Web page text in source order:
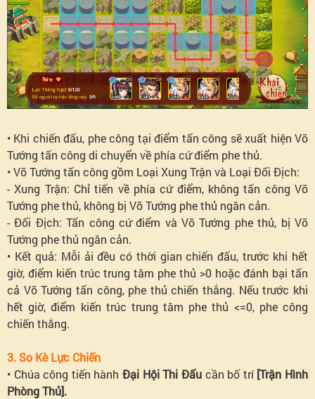
• Khi chiến đấu, phe công tại điểm tấn công sẽ xuất hiện Võ
Tướng tấn công di chuyển về phía cứ điểm phe thủ.
• Võ Tướng tấn công gồm Loại Xung Trận và Loại Đối Địch:
- Xung Trận: Chỉ tiến về phía cứ điểm, không tấn công Võ
Tướng phe thủ, không bị Võ Tướng phe thủ ngăn cản.
- Đối Địch: Tấn công cứ điểm và Võ Tướng phe thủ, bị Võ
Tướng phe thủ ngăn cản.
• Kết quả: Mỗi ải đều có thời gian chiến đấu, trước khi hết
giờ, điểm kiến trúc trung tâm phe thủ >0 hoặc đánh bại tấn
cả Võ Tướng tấn công, phe thủ chiến thắng. Nếu trước khi
hết giờ, điểm kiến trúc trung tâm phe thủ <=0, phe công
chiến thắng.
3. So Kè Lực Chiến
• Chúa công tiến hànhĐại Hội Thi Đấucần bố trí [Trận Hình
Phòng Thủ].